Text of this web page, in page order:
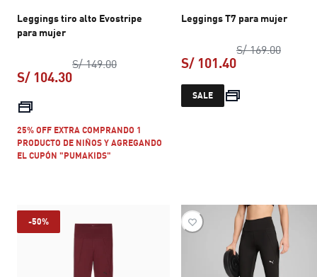
Leggings tiro alto Evostripe
para mujer
S/ 149.00precio original S/ 149.00
S/ 104.30
precio actual S/ 104.30
25% OFF EXTRA COMPRANDO 1
PRODUCTO DE NIÑOS Y AGREGANDO
EL CUPÓN "PUMAKIDS"
Leggings T7 para mujer
S/ 169.00precio
S/ 101.40
precio actual
SALE
-50%